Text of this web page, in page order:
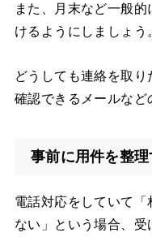
また、月末など一般
けるようにしましょう
どうしても連絡を取
確認できるメールなど
事前に用件を整理
電話対応をしていて
ない」という場合、